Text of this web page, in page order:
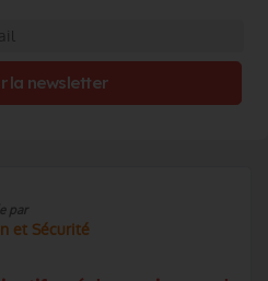
par
et Sécurité
la newsletter